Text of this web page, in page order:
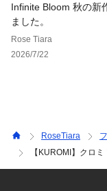
ださい。
・照明の関係により
ります。
またパソコン・スマ
さい。
Infinite Bloom 秋の新
ました。
Rose Tiara
2026/7/22
RoseTiara
【KUROMI】クロ